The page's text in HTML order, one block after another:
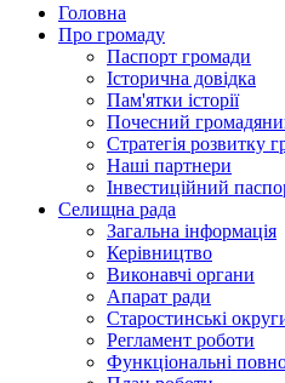
Головна
Про громаду
Паспорт громади
Історична довідка
Пам'ятки історії
Почесний
Стратегія розвитку
Наші партнери
Інвестиційний
Селищна рада
Загальна інформація
Керівництво
Виконавчі органи
Апарат ради
Старостинські
Регламент роботи
Функціональні